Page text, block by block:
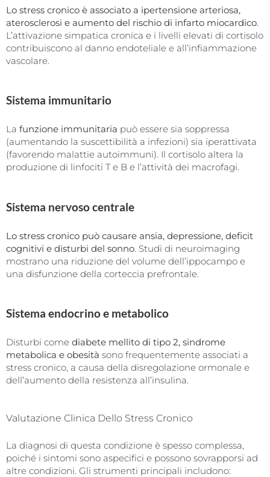
Lo stress cronico è associato a ipertensione arteriosa,
aterosclerosi e aumento del rischio di infarto miocardico.
L’attivazione simpatica cronica e i livelli elevati di cortisolo
contribuiscono al danno endoteliale e all’infiammazione
vascolare.
Sistema immunitario
La funzione immunitaria può essere sia soppressa
(aumentando la suscettibilità a infezioni) sia iperattivata
(favorendo malattie autoimmuni). Il cortisolo altera la
produzione di linfociti T e B e l’attività dei macrofagi.
Sistema nervoso centrale
Lo stress cronico può causare ansia, depressione, deficit
cognitivi e disturbi del sonno . Studi di neuroimaging
mostrano una riduzione del volume dell’ippocampo e
una disfunzione della corteccia prefrontale.
Sistema endocrino e metabolico
Disturbi come diabete mellito di tipo 2, sindrome
metabolica e obesità sono frequentemente associati a
stress cronico, a causa della disregolazione ormonale e
dell’aumento della resistenza all’insulina.
Valutazione Clinica Dello Stress Cronico
La diagnosi di questa condizione è spesso complessa,
poiché i sintomi sono aspecifici e possono sovrapporsi ad
altre condizioni. Gli strumenti principali includono: